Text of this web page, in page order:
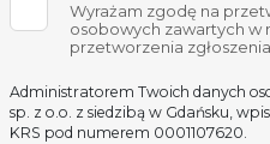
Wyrażam zgodę na
osobowych zawartych w
przetworzenia zgłoszenia.
Administratorem Twoich danych
sp. z o.o. z siedzibą w Gdańsku,
KRS pod numerem 0001107620.